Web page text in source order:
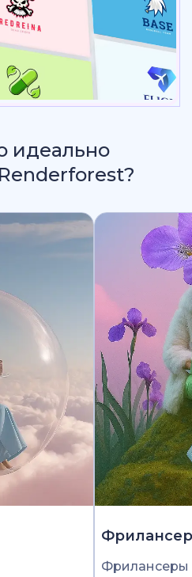
идеально
Фрилансеры